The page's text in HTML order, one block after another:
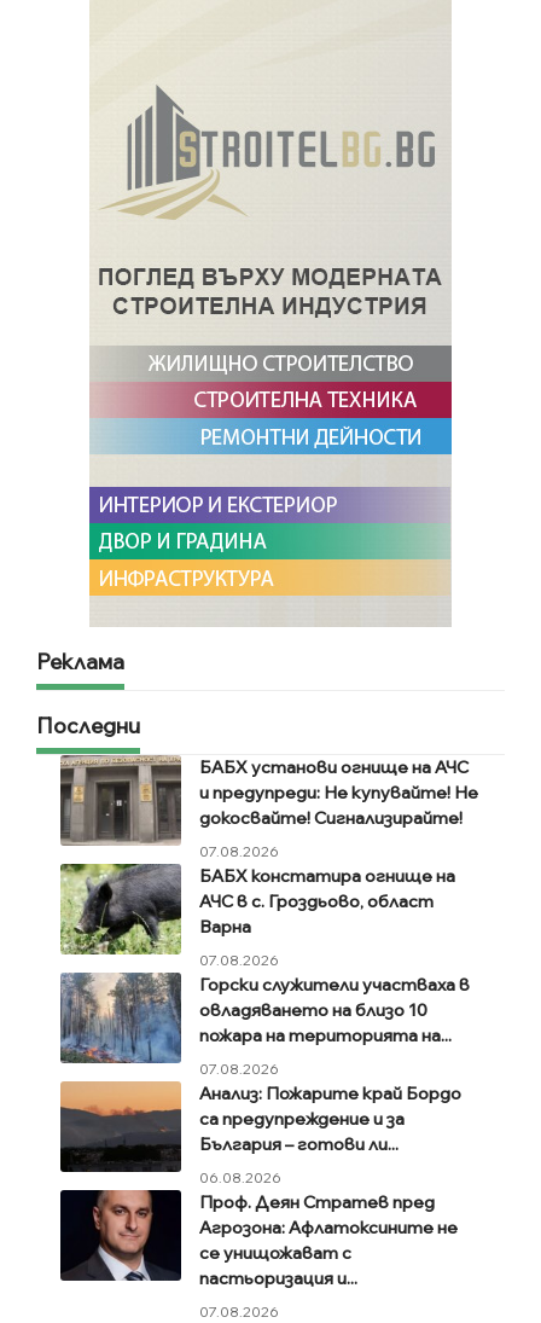
Реклама
Последни
БАБХ установи огнище на АЧС
и предупреди: Не купувайте! Не
докосвайте! Сигнализирайте!
07.08.2026
БАБХ констатира огнище на
АЧС в с. Гроздьово, област
Варна
07.08.2026
Горски служители участваха в
овладяването на близо 10
пожара на територията на...
07.08.2026
Анализ: Пожарите край Бордо
са предупреждение и за
България – готови ли...
06.08.2026
Проф. Деян Стратев пред
Агрозона: Афлатоксините не
се унищожават с
пастьоризация и...
07.08.2026